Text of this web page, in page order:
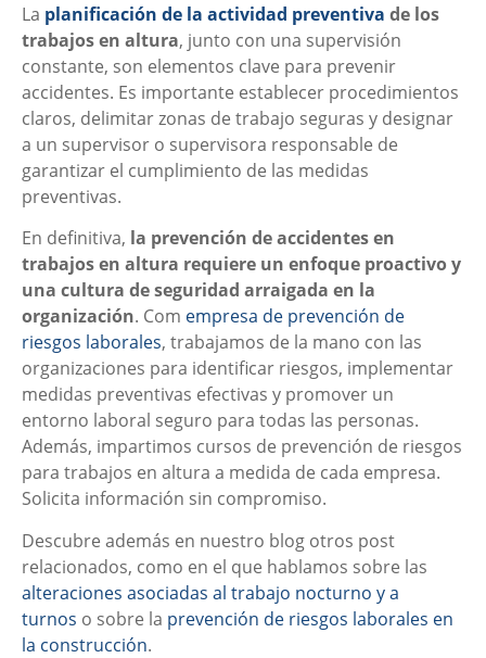
La planificación de la actividad preventiva de los
trabajos en altura, junto con una supervisión
constante, son elementos clave para prevenir
accidentes. Es importante establecer procedimientos
claros, delimitar zonas de trabajo seguras y designar
a un supervisor o supervisora responsable de
garantizar el cumplimiento de las medidas
preventivas.
En definitiva, la prevención de accidentes en
trabajos en altura requiere un enfoque proactivo y
una cultura de seguridad arraigada en la
organización. Com empresa de prevención de
riesgos laborales, trabajamos de la mano con las
organizaciones para identificar riesgos, implementar
medidas preventivas efectivas y promover un
entorno laboral seguro para todas las personas.
Además, impartimos cursos de prevención de riesgos
para trabajos en altura a medida de cada empresa.
Solicita información sin compromiso.
Descubre además en nuestro blog otros post
relacionados, como en el que hablamos sobre las
alteraciones asociadas al trabajo nocturno y a
turnos o sobre la prevención de riesgos laborales en
la construcción.